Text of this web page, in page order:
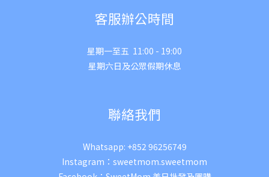
客服辦公時間
星期一至五 11:00 - 19:00
星期六日及公眾假期休息
聯絡我們
Whatsapp: +852 96256749
Instagram： sweetmom.sweetmom